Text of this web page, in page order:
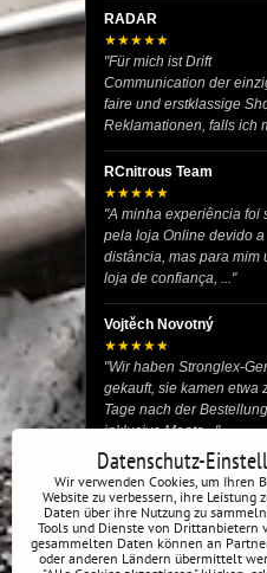
RADAR
★★★★★
"Für mich ist Drift
Communication der
faire und erstklassige
Reklamationen, falls ich
RCnitrous Team
★★★★★
"A minha experiência foi
pela loja Online devido a
distância, mas para mim
loja de confiança, ..."
Vojtěch Novotný
★★★★★
"Wir haben Stronglex-
gekauft, sie kamen etwa
Tage nach der
inklusive Monta..."
josef helmich
★★★★★
"Hier gibt es viele Dinge,
du für dein Drift-Auto
verwenden kannst, egal
Datenschutz-
Wir verwenden Cookies, um Ihren
Website zu verbessern, ihre Leistung
Daten über ihre Nutzung zu
Tools und Dienste von Drittanbietern
gesammelten Daten können an
oder anderen Ländern übermittelt